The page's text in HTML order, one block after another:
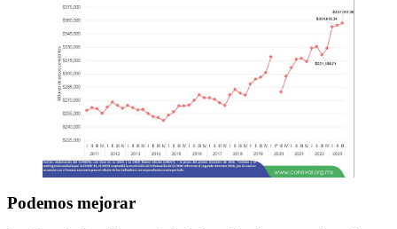
Podemos mejorar